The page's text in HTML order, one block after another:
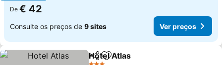
De € 42
Consulte os preços de 9 sites Ver preços
PartilharAdicionar aos favoritos
Hotel Atlas